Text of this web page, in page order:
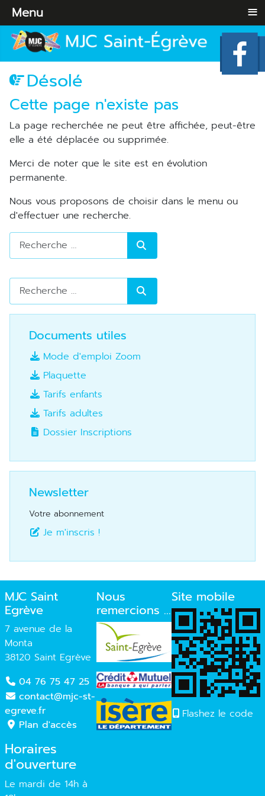
Désolé
Cette page n'existe pas
La page recherchée ne peut être affichée, peut-être
elle a été déplacée ou supprimée.
Merci de noter que le site est en évolution
permanente.
Nous vous proposons de choisir dans le menu ou
d'effectuer une recherche.
Rechercher
Rechercher
Documents utiles
Mode d'emploi Zoom
Plaquette
Tarifs enfants
Tarifs adultes
Dossier Inscriptions
Newsletter
Votre abonnement
Je m'inscris !
MJC Saint
Egrève
7 avenue de la
Monta
38120 Saint Egrève
04 76 75 47 25
contact@mjc-st-
egreve.fr
Plan d'accès
Horaires
d'ouverture
Le mardi de 14h à
Nous
remercions ...
Site mobile
Flashez le code
Menu ≡